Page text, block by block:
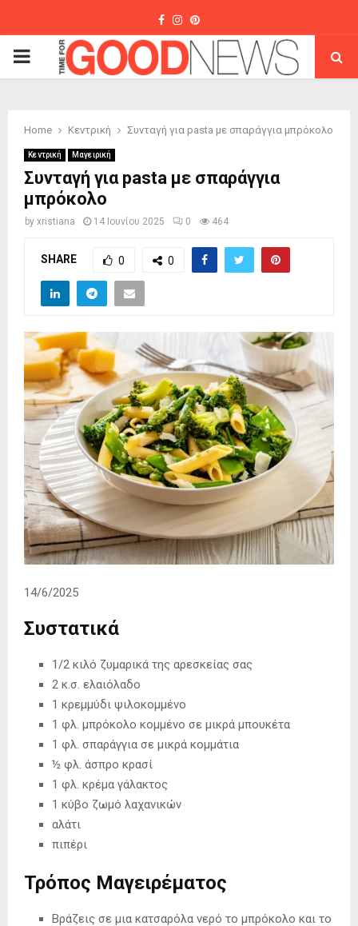
Facebook
Instagram
Pinterest
PRIMARY
Home Κεντρική Συνταγή για pasta με σπαράγγια μπρόκολο
Κεντρική Μαγειρική
Συνταγή για pasta με σπαράγγια
μπρόκολο
by xristiana 14 Ιουνίου 2025 0 464
SHARE 0 0
14/6/2025
Συστατικά
1/2 κιλό ζυμαρικά της αρεσκείας σας
2 κ.σ. ελαιόλαδο
1 κρεµµύδι ψιλοκοµµένο
1 φλ. µπρόκολο κοµµένο σε µικρά µπουκέτα
1 φλ. σπαράγγια σε μικρά κοµµάτια
½ φλ. άσπρο κρασί
1 φλ. κρέµα γάλακτος
1 κύβο ζωµό λαχανικών
αλάτι
πιπέρι
Τρόπος Μαγειρέματος
Βράζεις σε μια κατσαρόλα νερό το µπρόκολο και το